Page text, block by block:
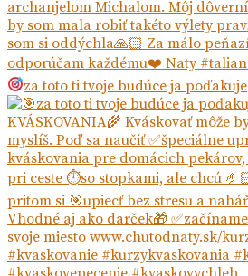
za toto ti tvoje budúce ja poďakuje